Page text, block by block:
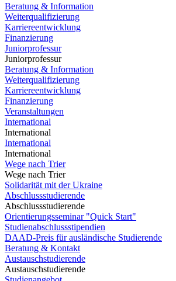
Beratung & Information
Weiterqualifizierung
Karriereentwicklung
Finanzierung
Juniorprofessur
Juniorprofessur
Beratung & Information
Weiterqualifizierung
Karriereentwicklung
Finanzierung
Veranstaltungen
International
International
International
International
Wege nach Trier
Wege nach Trier
Solidarität mit der Ukraine
Abschlussstudierende
Abschlussstudierende
Orientierungsseminar "Quick Start"
Studienabschlussstipendien
DAAD-Preis für ausländische Studierende
Beratung & Kontakt
Austauschstudierende
Austauschstudierende